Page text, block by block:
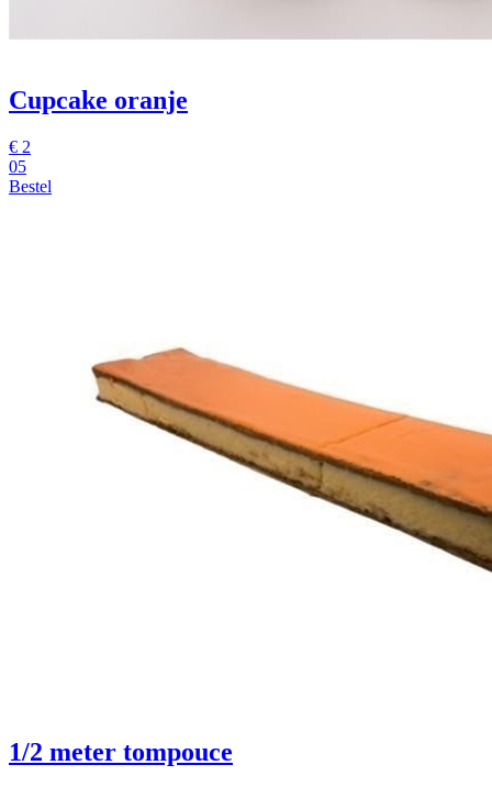
Cupcake oranje
€ 2
05
Bestel
1/2 meter tompouce